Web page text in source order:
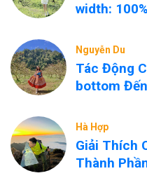
width:
Nguyễn Du
Tác Động
bottom
Hà Hợp
Giải Thích
Thành